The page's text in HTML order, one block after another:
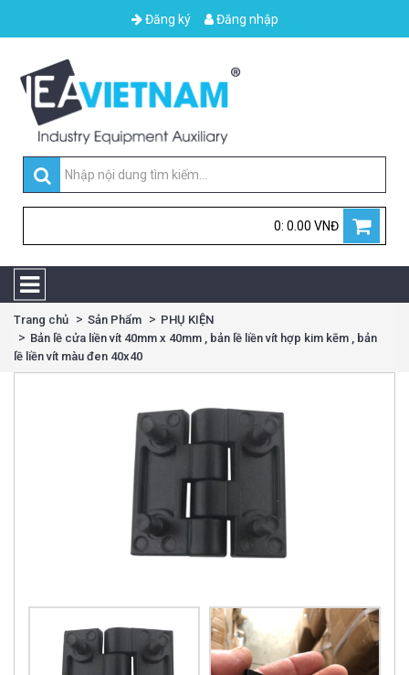
Đăng ký Đăng nhập
0: 0.00 VNĐ
Trang chủ Sản Phẩm
PHỤ KIỆN
Bản lề cửa liền vít 40mm x 40mm , bản lề liền vít hợp kim kẽm , bản
lề liền vít màu đen 40x40